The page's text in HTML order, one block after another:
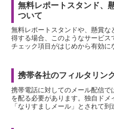
無料レポートスタンド、
ついて
無料レポートスタンドや、懸賞
得する場合、このようなサービス
チェック項目がはじめから有効
携帯各社のフィルタリン
携帯電話に対してのメール配信
を配る必要があります。独自ド
「なりすましメール」とされて